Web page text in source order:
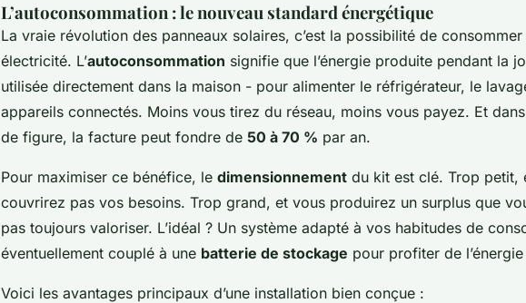
L’autoconsommation : le nouveau standard énergétique
La vraie révolution des panneaux solaires, c’est la possibilité de
électricité. L’autoconsommation signifie que l’énergie produite pendant la
utilisée directement dans la maison - pour alimenter le réfrigérateur, le
appareils connectés. Moins vous tirez du réseau, moins vous payez. Et
de figure, la facture peut fondre de 50 à 70 % par an.
Pour maximiser ce bénéfice, le dimensionnement du kit est clé. Trop petit,
couvrirez pas vos besoins. Trop grand, et vous produirez un surplus que
pas toujours valoriser. L’idéal ? Un système adapté à vos habitudes de
éventuellement couplé à une batterie de stockage pour profiter de
Voici les avantages principaux d’une installation bien conçue :